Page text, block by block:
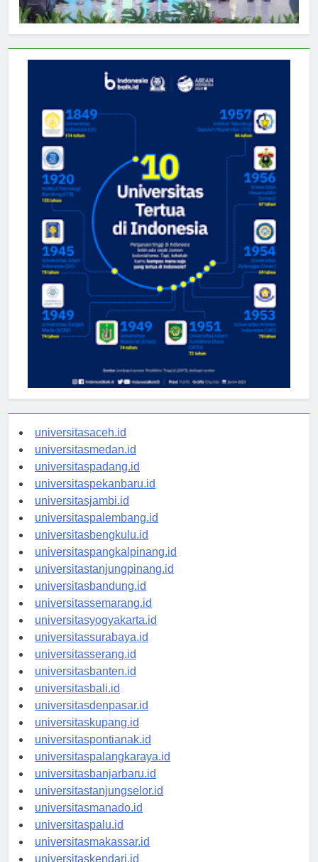
universitasaceh.id
universitasmedan.id
universitaspadang.id
universitaspekanbaru.id
universitasjambi.id
universitaspalembang.id
universitasbengkulu.id
universitaspangkalpinang.id
universitastanjungpinang.id
universitasbandung.id
universitassemarang.id
universitasyogyakarta.id
universitassurabaya.id
universitasserang.id
universitasbanten.id
universitasbali.id
universitasdenpasar.id
universitaskupang.id
universitaspontianak.id
universitaspalangkaraya.id
universitasbanjarbaru.id
universitastanjungselor.id
universitasmanado.id
universitaspalu.id
universitasmakassar.id